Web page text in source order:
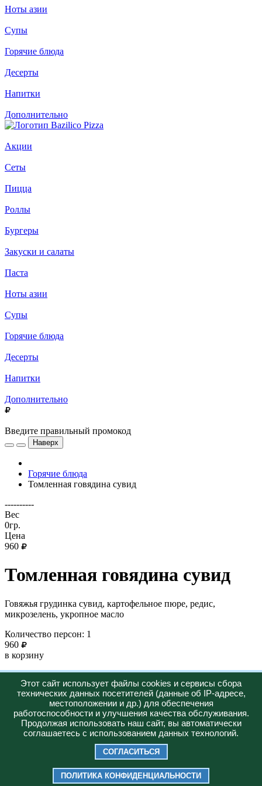
Ноты азии
Супы
Горячие блюда
Десерты
Напитки
Дополнительно
Акции
Сеты
Пицца
Роллы
Бургеры
Закуски и салаты
Паста
Ноты азии
Супы
Горячие блюда
Десерты
Напитки
Дополнительно
Введите правильный промокод
Наверх
Горячие блюда
Томленная говядина сувид
----------
Вес
0гр.
Цена
960
Томленная говядина сувид
Говяжья грудинка сувид, картофельное пюре, редис,
микрозелень, укропное масло
Количество персон: 1
960
в корзину
Горячее
Меню О нас Доставка Акции
+7 (347) 287-23-57
Юридическая информация:
Политика конфиденциальности
2026 © "Bazilico Pizza"
ИП ХАСАНОВ РУСЛАН РАИСОВИЧ ИНН 026207987926 |
ОГРНИП 326028000051650
Этот сайт использует файлы cookies и сервисы сбора
технических данных посетителей (данные об IP-адресе,
местоположении и др.) для обеспечения
работоспособности и улучшения качества обслуживания.
Продолжая использовать наш сайт, вы автоматически
соглашаетесь с использованием данных технологий.
СОГЛАСИТЬСЯ
ПОЛИТИКА КОНФИДЕНЦИАЛЬНОСТИ